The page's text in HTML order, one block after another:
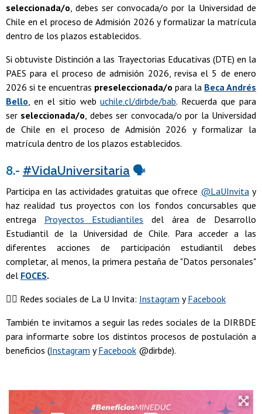
seleccionada/o , debes ser convocada/o por la Universidad de
Chile en el proceso de Admisión 2026 y formalizar la matrícula
dentro de los plazos establecidos.
Si obtuviste Distinción a las Trayectorias Educativas (DTE) en la
PAES para el proceso de admisión 2026, revisa el 5 de enero
2026 si te encuentras preseleccionada/o para la Beca Andrés
Bello , en el sitio webuchile.cl/dirbde/bab. Recuerda que para
ser seleccionada/o , debes ser convocada/o por la Universidad
de Chile en el proceso de Admisión 2026 y formalizar la
matrícula dentro de los plazos establecidos.
8.- #VidaUniversitaria 🗣
Participa en las actividades gratuitas que ofrece @LaUInvita y
haz realidad tus proyectos con los fondos concursables que
entrega Proyectos Estudiantiles del área de Desarrollo
Estudiantil de la Universidad de Chile. Para acceder a las
diferentes acciones de participación estudiantil debes
completar, al menos, la primera pestaña de "Datos personales"
del FOCES.
👉🏽 Redes sociales de La U Invita: Instagram yFacebook
También te invitamos a seguir las redes sociales de la DIRBDE
para informarte sobre los distintos procesos de postulación a
beneficios (Instagram yFacebook @dirbde).